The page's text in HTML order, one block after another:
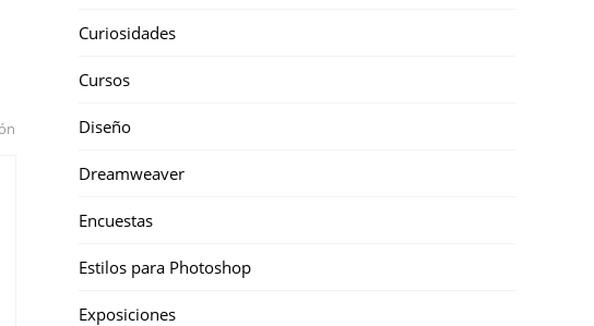
Curiosidades
Cursos
Diseño
Dreamweaver
Encuestas
Estilos para Photoshop
Exposiciones